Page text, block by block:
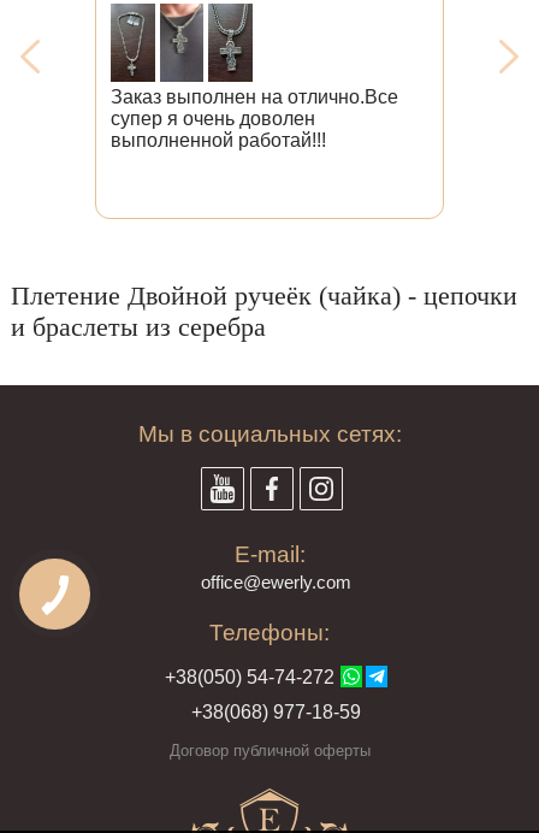
Заказ выполнен на отлично.Все
супер я очень доволен
выполненной работай!!!
Плетение Двойной ручеёк (чайка) - цепочки
и браслеты из серебра
Мы в социальных сетях:
E-mail:
office@ewerly.com
Телефоны:
+38(050) 54-74-272
+38(068) 977-18-59
Договор публичной оферты